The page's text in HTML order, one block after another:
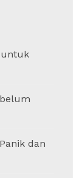
untuk
dan